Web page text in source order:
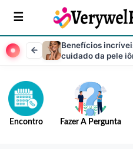
Benefícios
cuidado da pele
Encontro Fazer A Pergunta